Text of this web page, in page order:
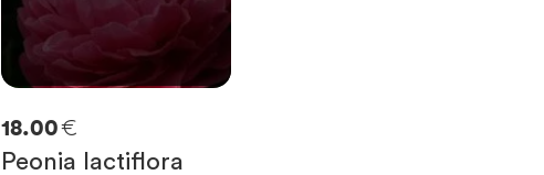
18.00€
Peonia lactiflora